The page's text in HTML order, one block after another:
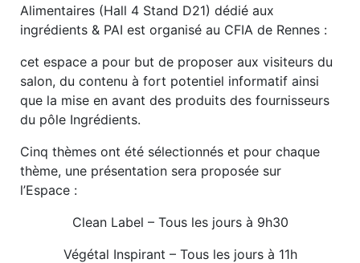
Alimentaires (Hall 4 Stand D21) dédié aux
ingrédients & PAI est organisé au CFIA de Rennes :
cet espace a pour but de proposer aux visiteurs du
salon, du contenu à fort potentiel informatif ainsi
que la mise en avant des produits des fournisseurs
du pôle Ingrédients.
Cinq thèmes ont été sélectionnés et pour chaque
thème, une présentation sera proposée sur
l’Espace :
Clean Label – Tous les jours à 9h30
Végétal Inspirant – Tous les jours à 11h